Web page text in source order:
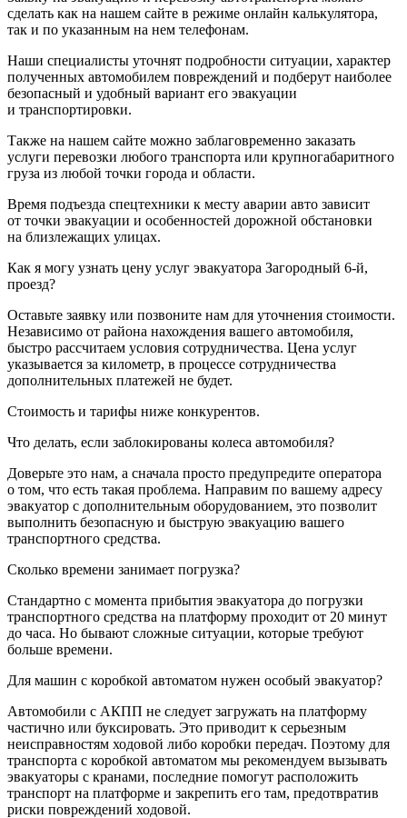
сделать как на нашем сайте в режиме онлайн калькулятора,
так и по указанным на нем телефонам.
Наши специалисты уточнят подробности ситуации, характер
полученных автомобилем повреждений и подберут наиболее
безопасный и удобный вариант его эвакуации
и транспортировки.
Также на нашем сайте можно заблаговременно заказать
услуги перевозки любого транспорта или крупногабаритного
груза из любой точки города и области.
Время подъезда спецтехники к месту аварии авто зависит
от точки эвакуации и особенностей дорожной обстановки
на близлежащих улицах.
Как я могу узнать цену услуг эвакуатора Загородный 6-й,
проезд?
Оставьте заявку или позвоните нам для уточнения стоимости.
Независимо от района нахождения вашего автомобиля,
быстро рассчитаем условия сотрудничества. Цена услуг
указывается за километр, в процессе сотрудничества
дополнительных платежей не будет.
Стоимость и тарифы ниже конкурентов.
Что делать, если заблокированы колеса автомобиля?
Доверьте это нам, а сначала просто предупредите оператора
о том, что есть такая проблема. Направим по вашему адресу
эвакуатор с дополнительным оборудованием, это позволит
выполнить безопасную и быструю эвакуацию вашего
транспортного средства.
Сколько времени занимает погрузка?
Стандартно с момента прибытия эвакуатора до погрузки
транспортного средства на платформу проходит от 20 минут
до часа. Но бывают сложные ситуации, которые требуют
больше времени.
Для машин с коробкой автоматом нужен особый эвакуатор?
Автомобили с АКПП не следует загружать на платформу
частично или буксировать. Это приводит к серьезным
неисправностям ходовой либо коробки передач. Поэтому для
транспорта с коробкой автоматом мы рекомендуем вызывать
эвакуаторы с кранами, последние помогут расположить
транспорт на платформе и закрепить его там, предотвратив
риски повреждений ходовой.